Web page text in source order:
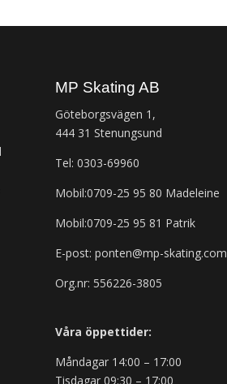
MP Skating AB
Göteborgsvägen 1,
444 31 Stenungsund
Tel: 0303-69960
Mobil:0709-25 95 80 Madeleine
Mobil:0709-25 95 81 Patrik
E-post: ponten@mp-skating.com
Org.nr: 556226-3805
Våra öppettider:
Måndagar 14:00 – 17:00
Tisdagar 09:30 – 17:00